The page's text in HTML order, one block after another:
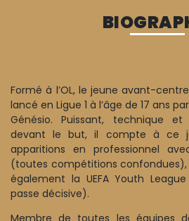
Formé à l’OL, le jeune avant-
lancé en Ligue 1 à l’âge de 17 ans
Génésio. Puissant, technique et
devant le but, il compte à ce
apparitions en professionnel
(toutes compétitions
également la UEFA Youth
passe décisive).
Membre de toutes les équipes